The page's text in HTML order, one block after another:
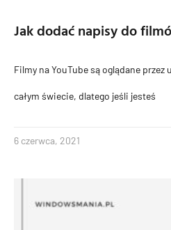
Jak dodać napisy do
Filmy na YouTube są oglądane
całym świecie, dlatego jeśli jesteś
6 czerwca, 2021